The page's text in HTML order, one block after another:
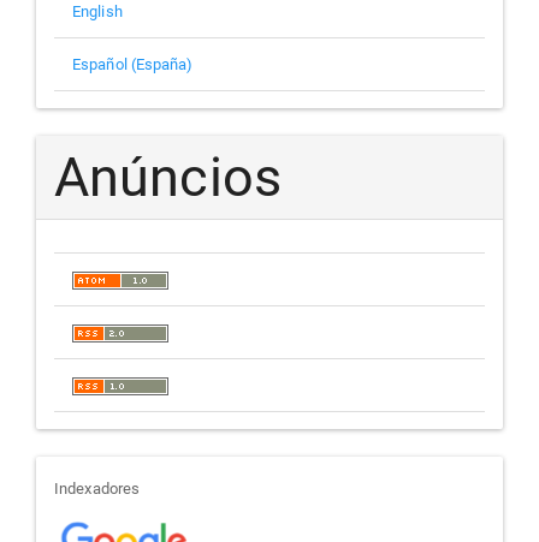
English
Español (España)
Anúncios
indexadores
Indexadores